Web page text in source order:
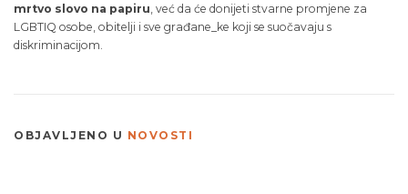
mrtvo slovo na papiru , već da će donijeti stvarne promjene za
LGBTIQ osobe, obitelji i sve građane_ke koji se suočavaju s
diskriminacijom.
OBJAVLJENO U NOVOSTI